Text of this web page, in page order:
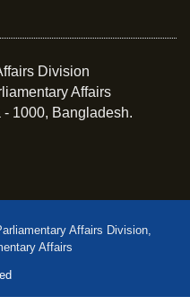
Division
Affairs
1000, Bangladesh.
Affairs Division,
Affairs